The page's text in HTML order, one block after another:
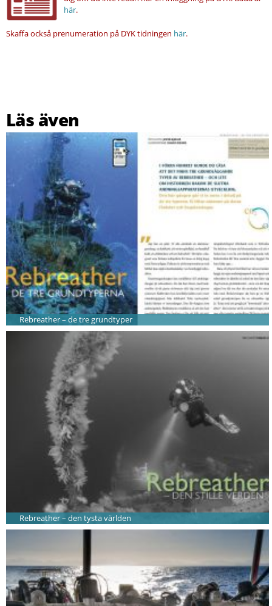
här.
Skaffa också prenumeration på DYK tidningen här.
Läs även
Rebreather – de tre grundtyper
Rebreather – den tysta världen